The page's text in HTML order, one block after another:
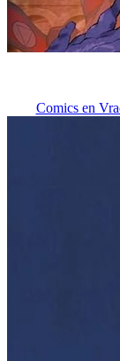
Comics en